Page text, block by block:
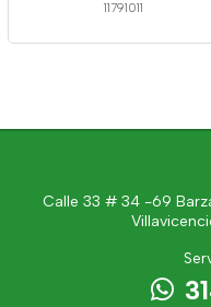
11791011
Calle 33 # 34 -69